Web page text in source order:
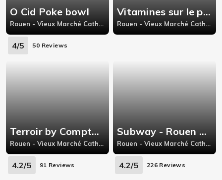
O Cid Poke bowl
Rouen - Vieux Marché Cathédrale, 29 rue Louis Ricard
4/5 50 Reviews
Vitamines sur le pouce
Rouen - Vieux Marché Cathédrale, 162 place henri IV,
Terroir by Comptoir Henri IV
Rouen - Vieux Marché Cathédrale, 14 Allée Eugène Delacroix
4.2/5 91 Reviews
Subway - Rouen Saint Marc
Rouen - Vieux Marché Cathédrale, 36 rue Armand Carrel,
4.2/5 226 Reviews